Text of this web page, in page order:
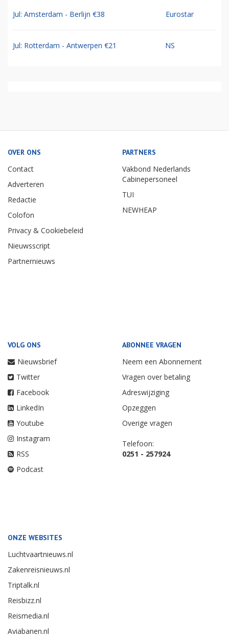
Jul: Amsterdam - Berlijn €38 Eurostar
Jul: Rotterdam - Antwerpen €21 NS
OVER ONS
Contact
Adverteren
Redactie
Colofon
Privacy & Cookiebeleid
Nieuwsscript
Partnernieuws
PARTNERS
Vakbond Nederlands
Cabinepersoneel
TUI
NEWHEAP
VOLG ONS
Nieuwsbrief
Twitter
Facebook
LinkedIn
Youtube
Instagram
RSS
Podcast
ABONNEE VRAGEN
Neem een Abonnement
Vragen over betaling
Adreswijziging
Opzeggen
Overige vragen
Telefoon:
0251 - 257924
ONZE WEBSITES
Luchtvaartnieuws.nl
Zakenreisnieuws.nl
Triptalk.nl
Reisbizz.nl
Reismedia.nl
Aviabanen.nl